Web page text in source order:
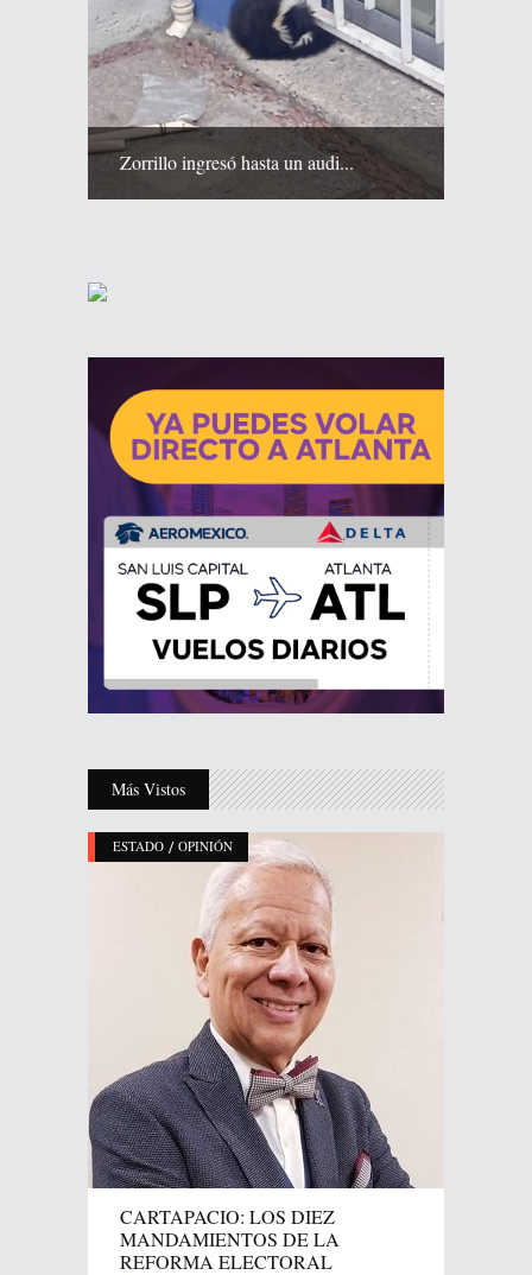
Zorrillo ingresó hasta un audi...
Más Vistos
ESTADO / OPINIÓN
CARTAPACIO: LOS DIEZ
MANDAMIENTOS DE LA
REFORMA ELECTORAL